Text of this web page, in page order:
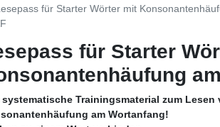
für Starter Wörter mit
für Starter
systematische Trainingsmaterial zum Lesen
am Wortanfang!